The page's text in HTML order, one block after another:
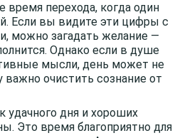
время перехода, когда один
Если вы видите эти цифры с
можно загадать желание —
Однако если в душе
мысли, день может не
важно очистить сознание от
удачного дня и хороших
Это время благоприятно для